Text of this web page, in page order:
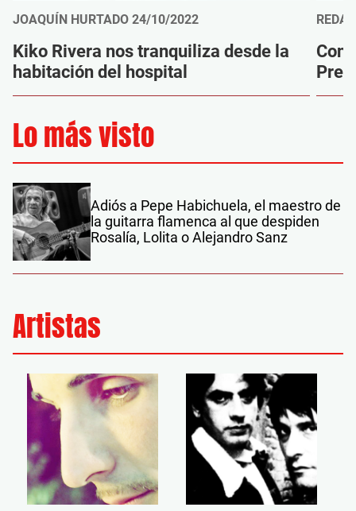
JOAQUÍN HURTADO 24/10/2022
Kiko Rivera nos tranquiliza desde la
habitación del hospital
Lo más visto
Adiós a Pepe Habichuela, el maestro de
la guitarra flamenca al que despiden
Rosalía, Lolita o Alejandro Sanz
Artistas